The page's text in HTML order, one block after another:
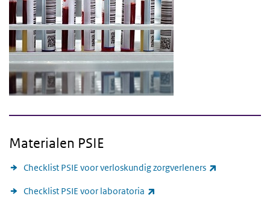
Materialen PSIE
Checklist PSIE voor verloskundig zorgverleners
Checklist PSIE voor laboratoria